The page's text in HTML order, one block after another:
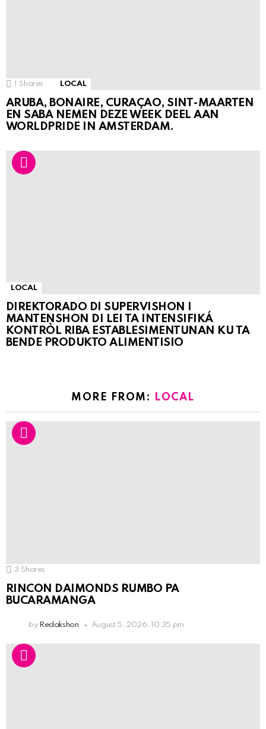
Shares LOCAL
ARUBA, BONAIRE, CURAÇAO, SINT-MAARTEN
EN SABA NEMEN DEZE WEEK DEEL AAN
WORLDPRIDE IN AMSTERDAM.
LOCAL
DIREKTORADO DI SUPERVISHON I
MANTENSHON DI LEI TA INTENSIFIKÁ
KONTRÒL RIBA ESTABLESIMENTUNAN KU TA
BENDE PRODUKTO ALIMENTISIO
MORE FROM: LOCAL
3 Shares
RINCON DAIMONDS RUMBO PA
BUCARAMANGA
by Redakshon August 5, 2026, 10:35 pm